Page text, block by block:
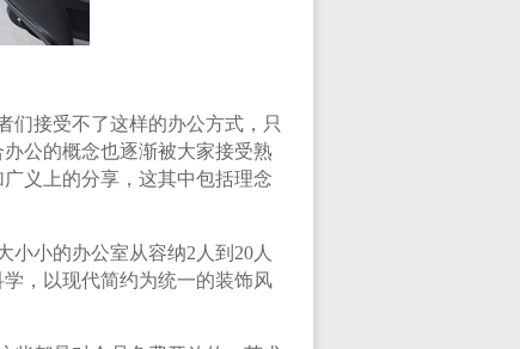
接受不了这样的办公方式，只
公的概念也逐渐被大家接受熟
义上的分享，这其中包括理念
小小的办公室从容纳2人到20人
，以现代简约为统一的装饰风